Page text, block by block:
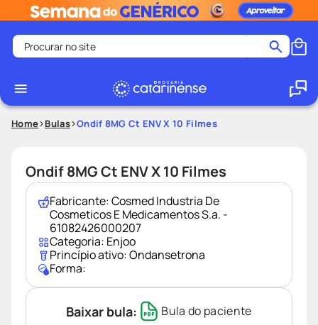
Procurar no site
1
2º
medley
4º
protetor solar facial
5º
shampoo
tadalafila
lenço umedecido
sabonete liquido
9
desodorante
10
Home Bulas Ondif 8MG Ct ENV X 10 Filmes
Ondif 8MG Ct ENV X 10 Filmes
Fabricante:Cosmed Industria De
Cosmeticos E Medicamentos S.a. -
61082426000207
Categoria: Enjoo
Princípio ativo:Ondansetrona
Forma:
Baixar bula: Bula do paciente